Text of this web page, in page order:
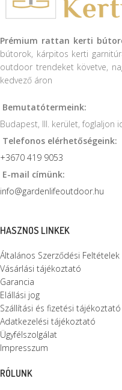
Prémium rattan kerti
bútorok, kárpitos kerti
outdoor trendeket követve,
kedvező áron
Bemutatótermeink:
Budapest, III. kerület, foglaljon
Telefonos elérhetőségeink:
+3670 419 9053
E-mail címünk:
info@gardenlifeoutdoor.hu
HASZNOS LINKEK
Általános Szerződési Feltételek
Vásárlási tájékoztató
Garancia
Elállási jog
Szállítási és fizetési tájékoztató
Adatkezelési tájékoztató
Ügyfélszolgálat
Impresszum
RÓLUNK